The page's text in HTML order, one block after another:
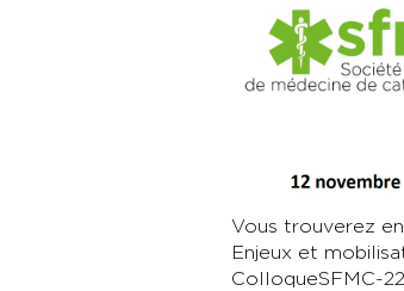
Vous trouverez
Enjeux et
ColloqueSFMC-